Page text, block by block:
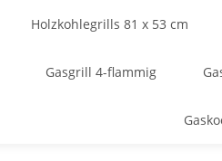
Holzkohlegrills 81 x 53 cm
Gasgrill 4-flammig